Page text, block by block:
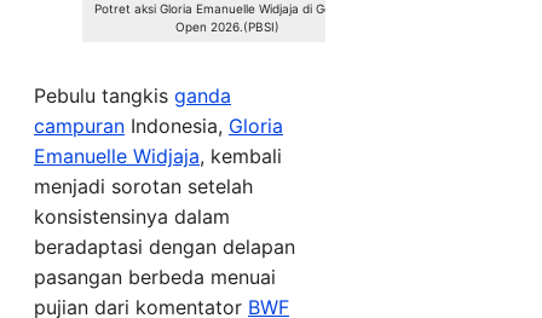
Potret aksi Gloria Emanuelle Widjaja di German
Open 2026.(PBSI)
Pebulu tangkis ganda
campuran Indonesia, Gloria
Emanuelle Widjaja, kembali
menjadi sorotan setelah
konsistensinya dalam
beradaptasi dengan delapan
pasangan berbeda menuai
pujian dari komentator BWF